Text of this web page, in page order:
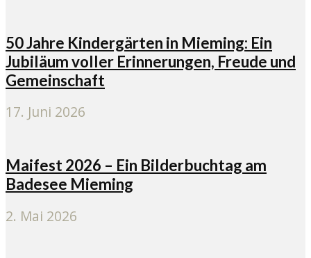
50 Jahre Kindergärten in Mieming: Ein
Jubiläum voller Erinnerungen, Freude und
Gemeinschaft
17. Juni 2026
Maifest 2026 – Ein Bilderbuchtag am
Badesee Mieming
2. Mai 2026